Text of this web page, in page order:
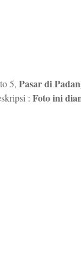
5, Pasar di
: Foto ini